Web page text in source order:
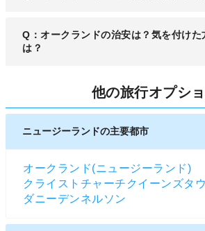
A：日本からは成田、大阪、羽田か
ュージーランド航空より出ています
Q：オークランドの治安は？気を付けた
は？
A：治安は良好で命に関わるような
リスクは殆どありません。とはい
本と比べると遥かに多く、貴重品
必要です。特に夜間や人の多い場
他の旅行オプシ
ニュージーランドの主要都市
オークランド(ニュージーランド)
クライストチャーチ クイーンズタ
ダニーデンネルソン